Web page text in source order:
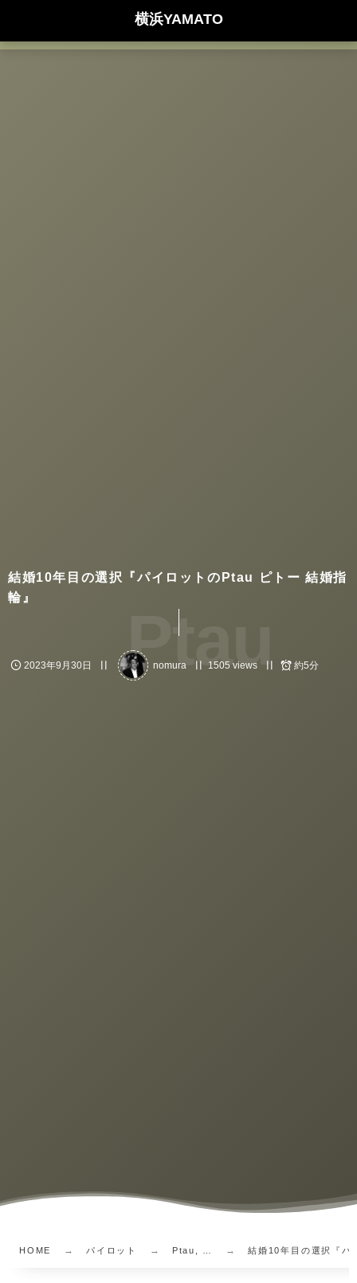
横浜YAMATO
結婚10年目の選択『パイロットのPtau ピトー 結婚指
輪』
2023年9月30日 nomura 1505 views 約5分
Ptau
HOME パイロット Ptau, … 結婚10年目の選択『パ